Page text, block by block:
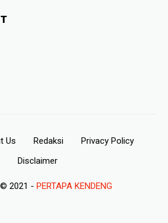
Us Redaksi
Privacy Policy
Disclaimer
2021 - PERTAPA KENDENG